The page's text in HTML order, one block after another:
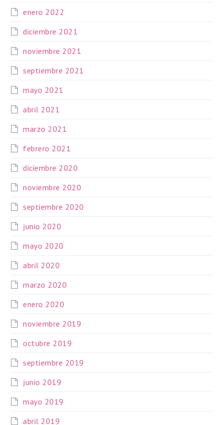
enero 2022
diciembre 2021
noviembre 2021
septiembre 2021
mayo 2021
abril 2021
marzo 2021
febrero 2021
diciembre 2020
noviembre 2020
septiembre 2020
junio 2020
mayo 2020
abril 2020
marzo 2020
enero 2020
noviembre 2019
octubre 2019
septiembre 2019
junio 2019
mayo 2019
abril 2019